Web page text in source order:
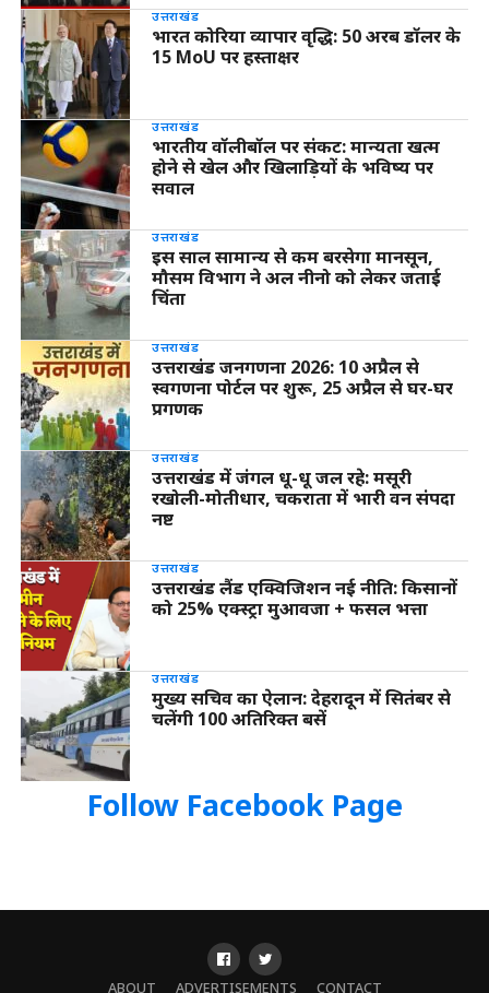
उत्तराखंड
भारत कोरिया व्यापार वृद्धि: 50 अरब डॉलर के
15 MoU पर हस्ताक्षर
उत्तराखंड
भारतीय वॉलीबॉल पर संकट: मान्यता खत्म
होने से खेल और खिलाड़ियों के भविष्य पर
सवाल
उत्तराखंड
इस साल सामान्य से कम बरसेगा मानसून,
मौसम विभाग ने अल नीनो को लेकर जताई
चिंता
उत्तराखंड
उत्तराखंड जनगणना 2026: 10 अप्रैल से
स्वगणना पोर्टल पर शुरू, 25 अप्रैल से घर-घर
प्रगणक
उत्तराखंड
उत्तराखंड में जंगल धू-धू जल रहे: मसूरी
रखोली-मोतीधार, चकराता में भारी वन संपदा
नष्ट
उत्तराखंड
उत्तराखंड लैंड एक्विजिशन नई नीति: किसानों
को 25% एक्स्ट्रा मुआवजा + फसल भत्ता
उत्तराखंड
मुख्य सचिव का ऐलान: देहरादून में सितंबर से
चलेंगी 100 अतिरिक्त बसें
Follow Facebook Page
ABOUT ADVERTISEMENTS CONTACT